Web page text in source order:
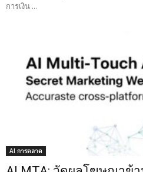
การเงิน ...
AI การตลาด